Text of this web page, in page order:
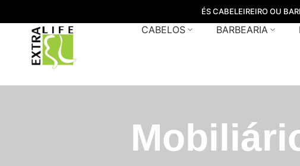
ÉS CABELEIREIRO OU
CABELOS BARBEARIA